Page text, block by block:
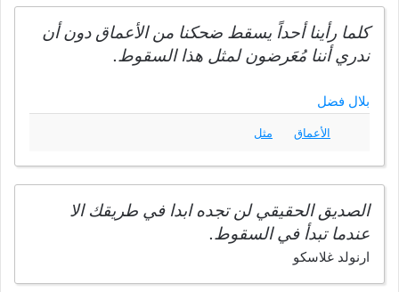
كلما رأينا أحداً يسقط ضحكنا من الأعماق دون أن
ندري أننا مُعَرضون لمثل هذا السقوط.
بلال فضل
الأعماق مثل
الصديق الحقيقي لن تجده ابدا في طريقك الا
عندما تبدأ في السقوط.
ارنولد غلاسكو